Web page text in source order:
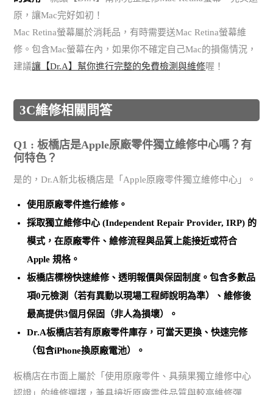
原，讓Mac完好如初！
Mac Retina螢幕屬於消耗品，有時需要送Mac Retina螢幕維
修。包含Mac螢幕在內，如果你不確定自己Mac的損傷情況，
建議讓【Dr.A】幫你進行完整的免費檢測與維修喔！
3C維修相關問答
Q1 : 板橋店是Apple原廠零件獨立維修中心嗎？有
何特色？
是的，Dr.A新北板橋店是「Apple原廠零件獨立維修中心」。
使用原廠零件進行維修。
採取獨立維修中心 (Independent Repair Provider, IRP) 的
模式，在原廠零件、維修流程與品質上能接近或符合
Apple 規格。
板橋店標榜快速維修、透明報價與保固制度 。包含多數品
項0元檢測（若有異動以現場工程師說明為準）、維修後
最高提供3個月保固（非人為損壞）。
Dr.A板橋店若有原廠零件庫存，可當天更換、快速完修
（包含iPhone換原廠電池）。
板橋店在市面上屬於「使用原廠零件、具蘋果獨立維修中心
認證」的維修選擇，兼具接近原廠零件品質與較高維修彈